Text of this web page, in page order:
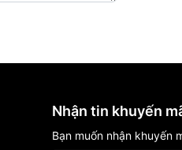
Nhận tin khuyến
Bạn muốn nhận khuyến